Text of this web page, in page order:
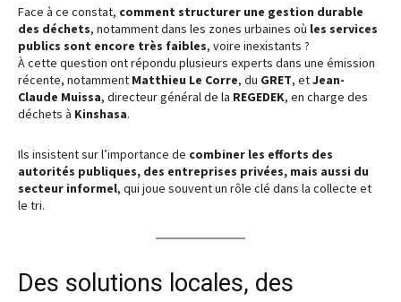
Face à ce constat, comment structurer une gestion durable
des déchets, notamment dans les zones urbaines où les services
publics sont encore très faibles, voire inexistants ?
À cette question ont répondu plusieurs experts dans une émission
récente, notamment Matthieu Le Corre, du GRET, etJean-
Claude Muissa, directeur général de la REGEDEK, en charge des
déchets à Kinshasa.
Ils insistent sur l’importance de combiner les efforts des
autorités publiques, des entreprises privées, mais aussi du
secteur informel, qui joue souvent un rôle clé dans la collecte et
le tri.
Des solutions locales, des